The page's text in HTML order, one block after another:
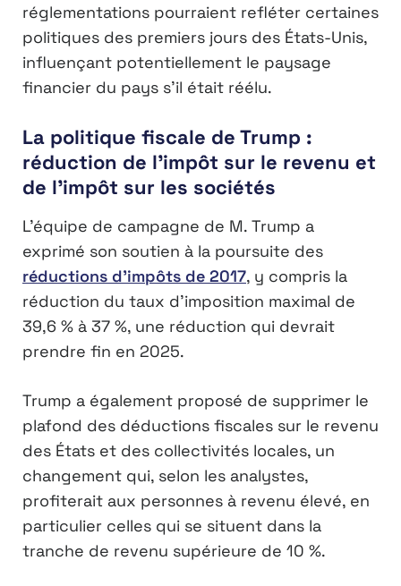
réglementations pourraient refléter certaines
politiques des premiers jours des États-Unis,
influençant potentiellement le paysage
financier du pays s’il était réélu.
La politique fiscale de Trump :
réduction de l’impôt sur le revenu et
de l’impôt sur les sociétés
L’équipe de campagne de M. Trump a
exprimé son soutien à la poursuite des
réductions d’impôts de 2017, y compris la
réduction du taux d’imposition maximal de
39,6 % à 37 %, une réduction qui devrait
prendre fin en 2025.
Trump a également proposé de supprimer le
plafond des déductions fiscales sur le revenu
des États et des collectivités locales, un
changement qui, selon les analystes,
profiterait aux personnes à revenu élevé, en
particulier celles qui se situent dans la
tranche de revenu supérieure de 10 %.